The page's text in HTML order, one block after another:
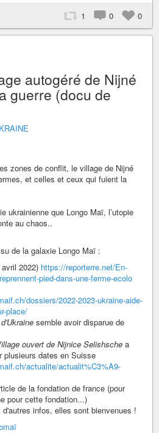
1 0 0
autogéré de Nijné
guerre (docu de
zones de conflit, le village de Nijné
et celles et ceux qui fuient la
ukrainienne que Longo Maï, l’utopie
au chaos..
de la galaxie Longo Maï :
2022) https://reporterre.net/En-
pied-dans-une-ferme-ecolo
dossiers/2022-2023-ukraine-aide-
place/
semble avoir disparue de
ouvert de Nijnice Selishsche a
plusieurs dates en Suisse
actualite/actualit%C3%A9-
de la fondation de france (pour
pour cette fondation...)
infos, elles sont bienvenues !